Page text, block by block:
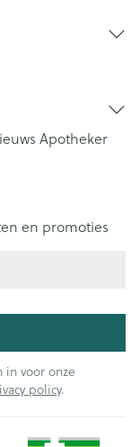
Apotheker
en promoties
in voor onze
policy.